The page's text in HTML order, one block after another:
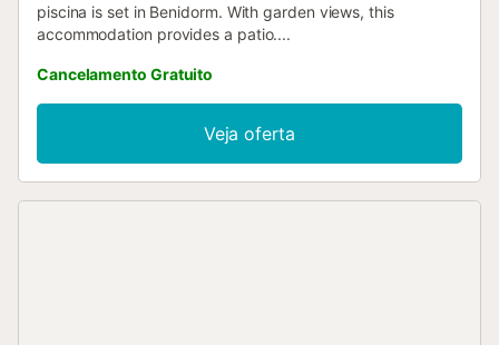
piscina is set in Benidorm. With garden views, this
accommodation provides a patio....
Cancelamento Gratuito
Veja oferta